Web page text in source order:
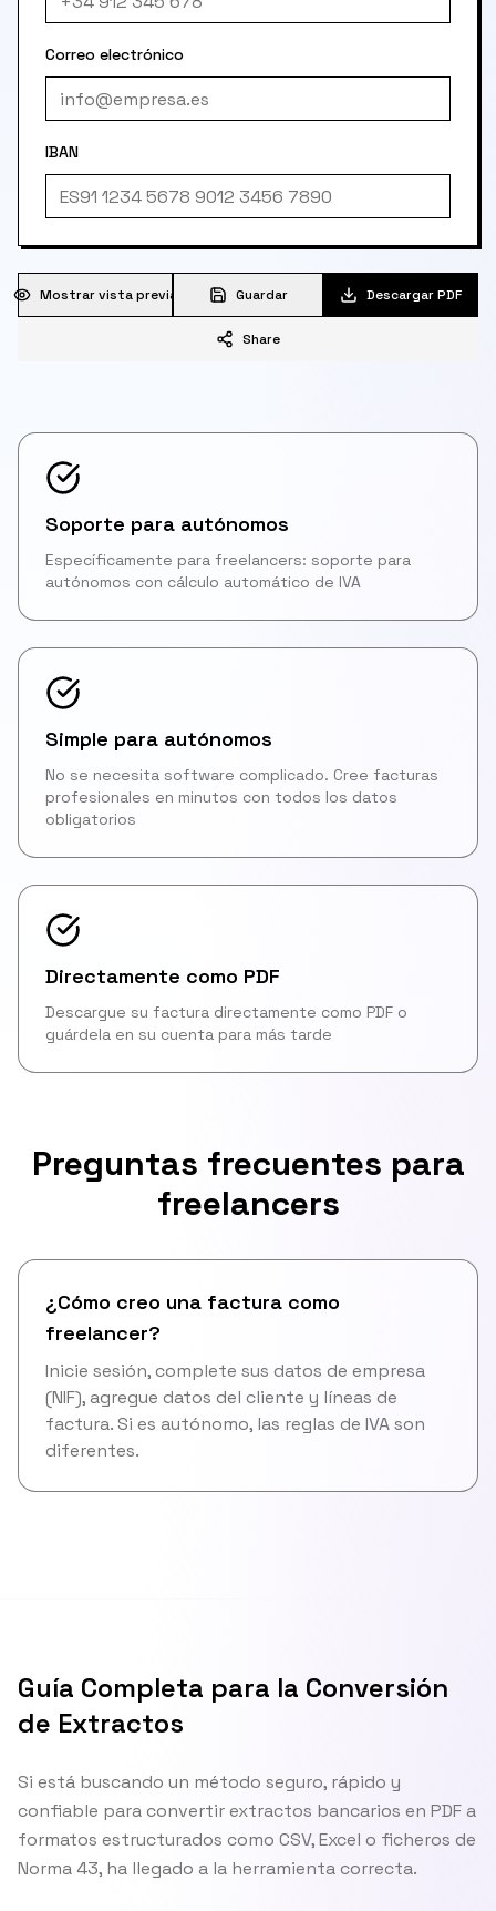
Correo electrónico
IBAN
Mostrar vista previa Guardar Descargar PDF
Share
Soporte para autónomos
Específicamente para freelancers: soporte para
autónomos con cálculo automático de IVA
Simple para autónomos
No se necesita software complicado. Cree facturas
profesionales en minutos con todos los datos
obligatorios
Directamente como PDF
Descargue su factura directamente como PDF o
guárdela en su cuenta para más tarde
Preguntas frecuentes para
freelancers
¿Cómo creo una factura como
freelancer?
Inicie sesión, complete sus datos de empresa
(NIF), agregue datos del cliente y líneas de
factura. Si es autónomo, las reglas de IVA son
diferentes.
Guía Completa para la Conversión
de Extractos
Si está buscando un método seguro, rápido y
confiable para convertir extractos bancarios en PDF a
formatos estructurados como CSV, Excel o ficheros de
Norma 43, ha llegado a la herramienta correcta.